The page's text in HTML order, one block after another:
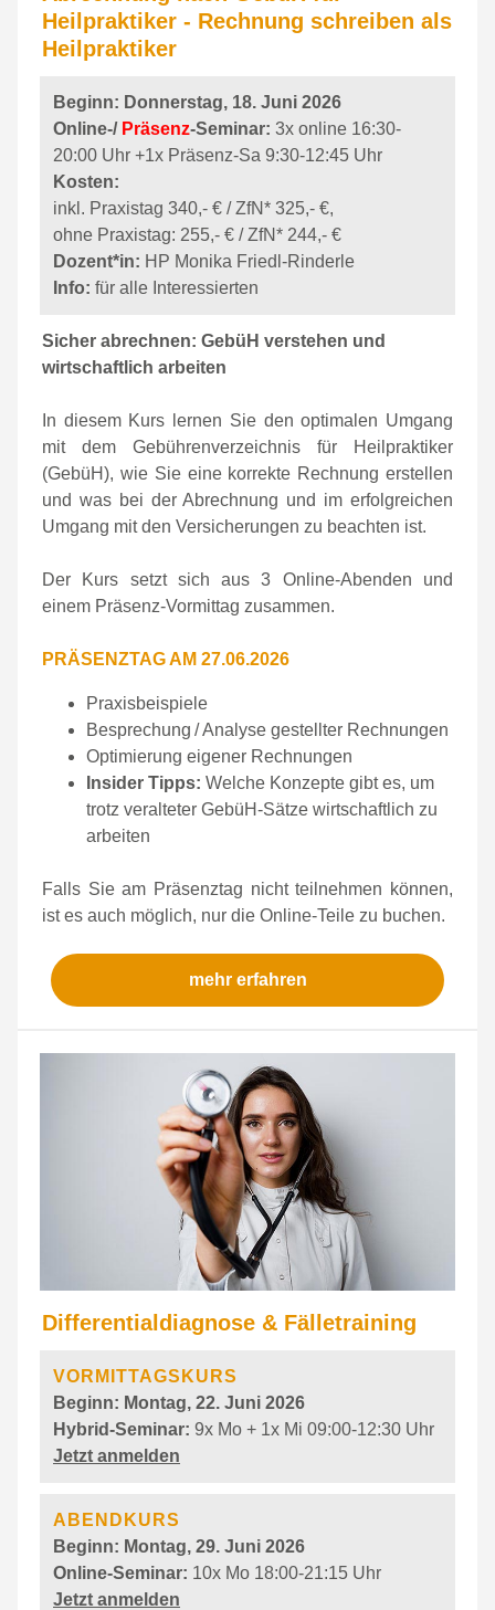
Heilpraktiker - Rechnung schreiben als
Heilpraktiker
Beginn: Donnerstag, 18. Juni 2026
Online-/ Präsenz-Seminar: 3x online 16:30-
20:00 Uhr +1x Präsenz-Sa 9:30-12:45 Uhr
Kosten:
inkl. Praxistag 340,- € / ZfN* 325,- €,
ohne Praxistag: 255,- € / ZfN* 244,- €
Dozent*in: HP Monika Friedl-Rinderle
Info: für alle Interessierten
Sicher abrechnen: GebüH verstehen und
wirtschaftlich arbeiten
In diesem Kurs lernen Sie den optimalen Umgang
mit dem Gebührenverzeichnis für Heilpraktiker
(GebüH), wie Sie eine korrekte Rechnung erstellen
und was bei der Abrechnung und im erfolgreichen
Umgang mit den Versicherungen zu beachten ist.
Der Kurs setzt sich aus 3 Online-Abenden und
einem Präsenz-Vormittag zusammen.
PRÄSENZTAG AM 27.06.2026
Praxisbeispiele
Besprechung / Analyse gestellter Rechnungen
Optimierung eigener Rechnungen
Insider Tipps: Welche Konzepte gibt es, um
trotz veralteter GebüH-Sätze wirtschaftlich zu
arbeiten
Falls Sie am Präsenztag nicht teilnehmen können,
ist es auch möglich, nur die Online-Teile zu buchen.
mehr erfahren
Differentialdiagnose & Fälletraining
VORMITTAGSKURS
Beginn: Montag, 22. Juni 2026
Hybrid-Seminar: 9x Mo + 1x Mi 09:00-12:30 Uhr
Jetzt anmelden
ABENDKURS
Beginn: Montag, 29. Juni 2026
Online-Seminar: 10x Mo 18:00-21:15 Uhr
Jetzt anmelden